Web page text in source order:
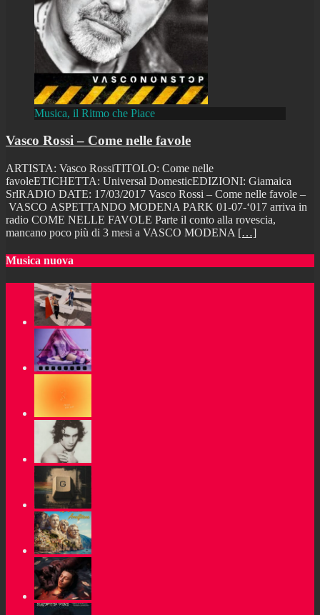
Musica, il Ritmo che Piace
Vasco Rossi – Come nelle favole
ARTISTA: Vasco RossiTITOLO: Come nelle
favoleETICHETTA: Universal DomesticEDIZIONI: Giamaica
SrlRADIO DATE: 17/03/2017 Vasco Rossi – Come nelle favole –
VASCO ASPETTANDO MODENA PARK 01-07-‘017 arriva in
radio COME NELLE FAVOLE Parte il conto alla rovescia,
mancano poco più di 3 mesi a VASCO MODENA […]
Musica nuova